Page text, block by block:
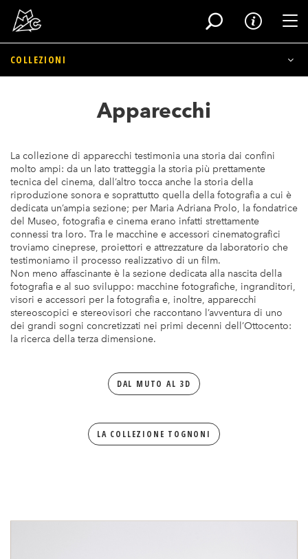
Salta
COLLEZIONI
Manifesti e Materiali Pubblicitari
Memorabilia del Cinema
Apparecchi
Cineteca
Archivio Storico
Biblioteca
Apparecchi
La collezione di apparecchi testimonia una storia dai confini
molto ampi: da un lato tratteggia la storia più prettamente
tecnica del cinema, dall’altro tocca anche la storia della
riproduzione sonora e soprattutto quella della fotografia a cui è
dedicata un’ampia sezione; per Maria Adriana Prolo, la fondatrice
del Museo, fotografia e cinema erano infatti strettamente
connessi tra loro. Tra le macchine e accessori cinematografici
troviamo cineprese, proiettori e attrezzature da laboratorio che
testimoniamo il processo realizzativo di un film.
Non meno affascinante è la sezione dedicata alla nascita della
fotografia e al suo sviluppo: macchine fotografiche, ingranditori,
visori e accessori per la fotografia e, inoltre, apparecchi
stereoscopici e stereovisori che raccontano l’avventura di uno
dei grandi sogni concretizzati nei primi decenni dell’Ottocento:
la ricerca della terza dimensione.
DAL MUTO AL 3D
LA COLLEZIONE TOGNONI